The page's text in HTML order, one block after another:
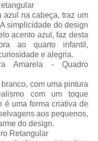
azul na cabeça, traz um
simplicidade do design
acento azul, faz desta
ao quarto infantil,
e alegria.
Amarela - Quadro
com uma pintura
com um toque
é uma forma criativa de
aos pequenos,
do design.
Retangular